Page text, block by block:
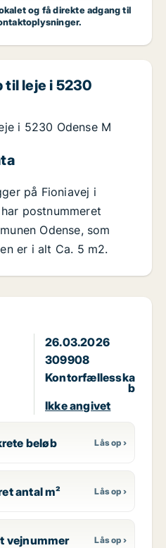
og få direkte adgang til
26.03.2026
309908
Kontorfællesska
b
Ikke angivet
beløb
antal m²
vejnummer
leje i 5230
i 5230 Odense M
på Fioniavej i
postnummeret
Odense, som
er i alt Ca. 5 m2.